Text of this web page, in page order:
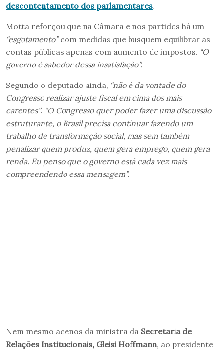
descontentamento dos parlamentares.
Motta reforçou que na Câmara e nos partidos há um
“esgotamento”com medidas que busquem equilibrar as
contas públicas apenas com aumento de impostos. “O
governo é sabedor dessa insatisfação”.
Segundo o deputado ainda, “não é da vontade do
Congresso realizar ajuste fiscal em cima dos mais
carentes”. “O Congresso quer poder fazer uma discussão
estruturante, o Brasil precisa continuar fazendo um
trabalho de transformação social, mas sem também
penalizar quem produz, quem gera emprego, quem gera
renda. Eu penso que o governo está cada vez mais
compreendendo essa mensagem”.
Nem mesmo acenos da ministra da Secretaria de
Relações Institucionais, Gleisi Hoffmann, ao presidente